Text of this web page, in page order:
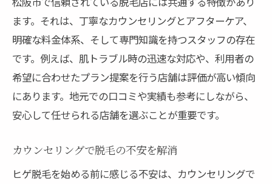
ます。それは、丁寧なカウンセリングとアフターケア、
明確な料金体系、そして専門知識を持つスタッフの存在
です。例えば、肌トラブル時の迅速な対応や、利用者の
希望に合わせたプラン提案を行う店舗は評価が高い傾向
にあります。地元での口コミや実績も参考にしながら、
安心して任せられる店舗を選ぶことが重要です。
カウンセリングで脱毛の不安を解消
ヒゲ脱毛を始める前に感じる不安は、カウンセリングで